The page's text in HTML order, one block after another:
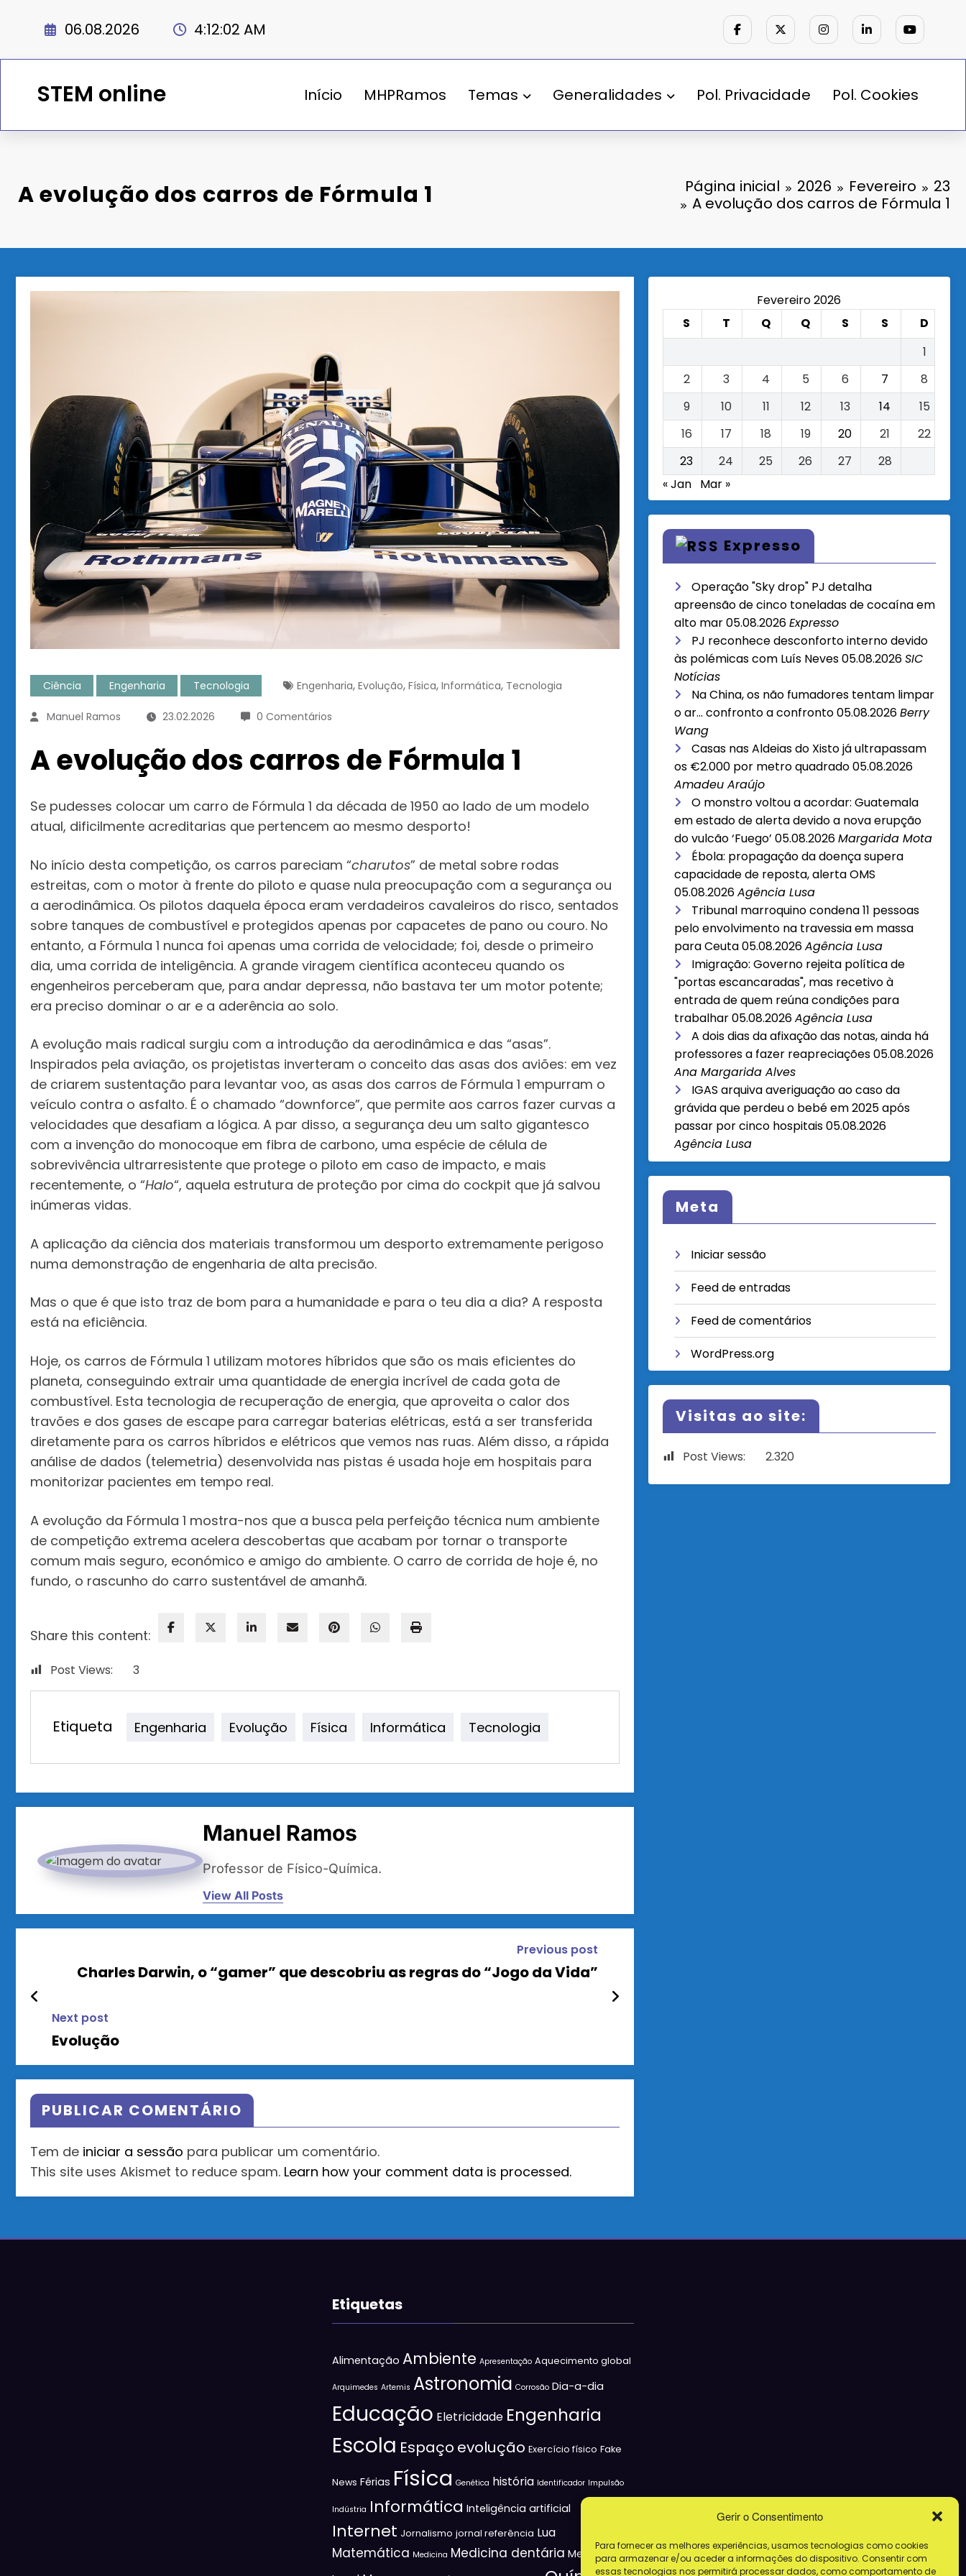
Gerir o Consentimento
Para fornecer as melhores experiências, usamos tecnologias como cookies
para armazenar e/ou aceder a informações do dispositivo. Consentir com
essas tecnologias nos permitirá processar dados, como comportamento de
conteúdo
06.08.2026 4:12:02 AM
STEM online Início MHPRamos Temas Generalidades Pol. Privacidade Pol. Cookies
A evolução dos carros de Fórmula 1 Página inicial 2026 Fevereiro
23
A evolução dos carros de Fórmula 1
Ciência Engenharia Tecnologia Engenharia, Evolução, Física, Informática, Tecnologia
Manuel Ramos 23.02.2026 0 Comentários
A evolução dos carros de Fórmula 1
Se pudesses colocar um carro de Fórmula 1 da década de 1950 ao lado de um modelo
atual, dificilmente acreditarias que pertencem ao mesmo desporto!
No início desta competição, os carros pareciam “charutos” de metal sobre rodas
estreitas, com o motor à frente do piloto e quase nula preocupação com a segurança ou
a aerodinâmica. Os pilotos daquela época eram verdadeiros cavaleiros do risco, sentados
sobre tanques de combustível e protegidos apenas por capacetes de pano ou couro. No
entanto, a Fórmula 1 nunca foi apenas uma corrida de velocidade; foi, desde o primeiro
dia, uma corrida de inteligência. A grande viragem científica aconteceu quando os
engenheiros perceberam que, para andar depressa, não bastava ter um motor potente;
era preciso dominar o ar e a aderência ao solo.
A evolução mais radical surgiu com a introdução da aerodinâmica e das “asas”.
Inspirados pela aviação, os projetistas inverteram o conceito das asas dos aviões: em vez
de criarem sustentação para levantar voo, as asas dos carros de Fórmula 1 empurram o
veículo contra o asfalto. É o chamado “downforce”, que permite aos carros fazer curvas a
velocidades que desafiam a lógica. A par disso, a segurança deu um salto gigantesco
com a invenção do monocoque em fibra de carbono, uma espécie de célula de
sobrevivência ultrarresistente que protege o piloto em caso de impacto, e mais
recentemente, o “Halo“, aquela estrutura de proteção por cima do cockpit que já salvou
inúmeras vidas.
A aplicação da ciência dos materiais transformou um desporto extremamente perigoso
numa demonstração de engenharia de alta precisão.
Mas o que é que isto traz de bom para a humanidade e para o teu dia a dia? A resposta
está na eficiência.
Hoje, os carros de Fórmula 1 utilizam motores híbridos que são os mais eficientes do
planeta, conseguindo extrair uma quantidade de energia incrível de cada gota de
combustível. Esta tecnologia de recuperação de energia, que aproveita o calor dos
travões e dos gases de escape para carregar baterias elétricas, está a ser transferida
diretamente para os carros híbridos e elétricos que vemos nas ruas. Além disso, a rápida
análise de dados (telemetria) desenvolvida nas pistas é usada hoje em hospitais para
monitorizar pacientes em tempo real.
A evolução da Fórmula 1 mostra-nos que a busca pela perfeição técnica num ambiente
de competição extrema acelera descobertas que acabam por tornar o transporte
comum mais seguro, económico e amigo do ambiente. O carro de corrida de hoje é, no
fundo, o rascunho do carro sustentável de amanhã.
Share this content:
Post Views: 3
Etiqueta Engenharia Evolução Física Informática Tecnologia
Manuel Ramos
Professor de Físico-Química.
View All Posts
Previous post
Charles Darwin, o “gamer” que descobriu as regras do “Jogo da Vida”
Next post
Evolução
PUBLICAR COMENTÁRIO
Tem de iniciar a sessão para publicar um comentário.
This site uses Akismet to reduce spam. Learn how your comment data is processed.
Fevereiro 2026
S
T Q Q S S
D
1
2
3 4 5 6 7
8
9
10 11 12 13 14
15
16
17 18 19 20 21
22
23
24 25 26 27
28
« Jan Mar »
Expresso
Operação "Sky drop" PJ detalha
apreensão de cinco toneladas de cocaína em
alto mar05.08.2026Expresso
PJ reconhece desconforto interno devido
às polémicas com Luís Neves05.08.2026SIC
Notícias
Na China, os não fumadores tentam limpar
o ar… confronto a confronto05.08.2026Berry
Wang
Casas nas Aldeias do Xisto já ultrapassam
os €2.000 por metro quadrado05.08.2026
Amadeu Araújo
O monstro voltou a acordar: Guatemala
em estado de alerta devido a nova erupção
do vulcão ‘Fuego’ 05.08.2026Margarida Mota
Ébola: propagação da doença supera
capacidade de reposta, alerta OMS
05.08.2026Agência Lusa
Tribunal marroquino condena 11 pessoas
pelo envolvimento na travessia em massa
para Ceuta05.08.2026Agência Lusa
Imigração: Governo rejeita política de
"portas escancaradas", mas recetivo à
entrada de quem reúna condições para
trabalhar05.08.2026Agência Lusa
A dois dias da afixação das notas, ainda há
professores a fazer reapreciações05.08.2026
Ana Margarida Alves
IGAS arquiva averiguação ao caso da
grávida que perdeu o bebé em 2025 após
passar por cinco hospitais05.08.2026
Agência Lusa
Meta
Iniciar sessão
Feed de entradas
Feed de comentários
WordPress.org
Visitas ao site:
Post Views: 2.320
Etiquetas
Alimentação Ambiente Apresentação Aquecimento global
Arquimedes Artemis Astronomia Corrosão Dia-a-dia
Educação Eletricidade Engenharia
Escola Espaço evolução Exercício físico Fake
News Férias Física Genética história Identificador Impulsão
Indústria Informática Inteligência artificial
Internet Jornalismo jornal referência Lua
Matemática Medicina Medicina dentária Medicina